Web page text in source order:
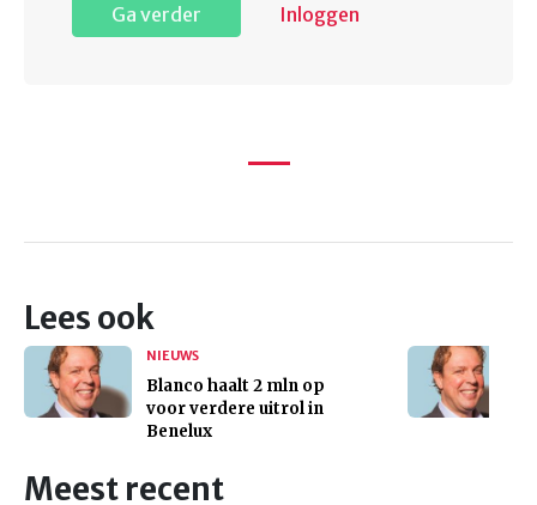
Ga verder Inloggen
Lees ook
NIEUWS
Blanco haalt 2 mln op
voor verdere uitrol in
Benelux
Meest recent